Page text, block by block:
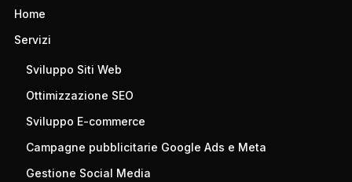
Home
Servizi
Sviluppo Siti Web
Ottimizzazione SEO
Sviluppo E-commerce
Campagne pubblicitarie Google Ads e Meta
Gestione Social Media